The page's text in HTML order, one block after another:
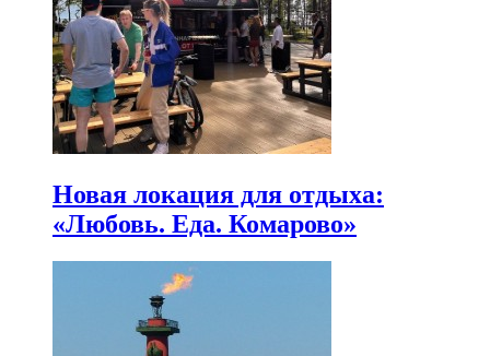
Новая локация для отдыха:
«Любовь. Еда. Комарово»